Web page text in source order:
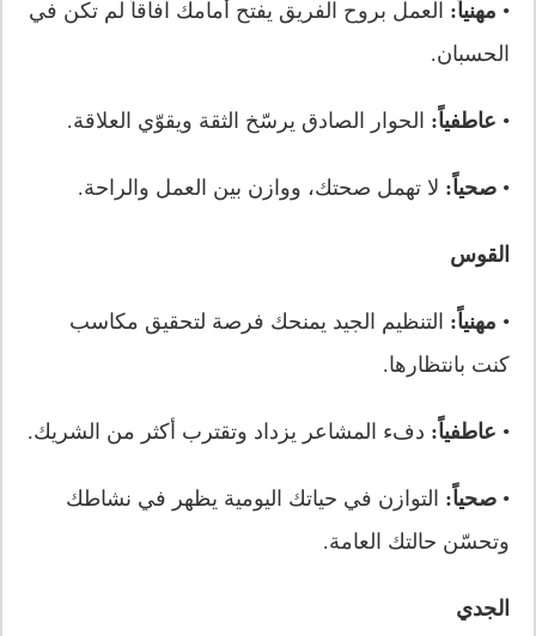
• مهنياً: العمل بروح الفريق يفتح أمامك آفاقاً لم تكن في
الحسبان.
• عاطفياً: الحوار الصادق يرسّخ الثقة ويقوّي العلاقة.
•صحياً: لا تهمل صحتك، ووازن بين العمل والراحة.
القوس
• مهنياً: التنظيم الجيد يمنحك فرصة لتحقيق مكاسب
كنت بانتظارها.
• عاطفياً: دفء المشاعر يزداد وتقترب أكثر من الشريك.
•صحياً: التوازن في حياتك اليومية يظهر في نشاطك
وتحسّن حالتك العامة.
الجدي